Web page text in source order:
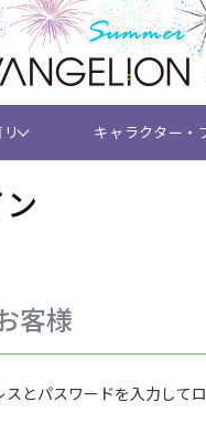
リ キャラクター・
客様
とパスワードを入力して